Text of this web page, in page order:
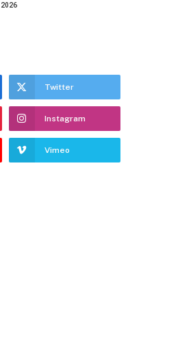
2026
Twitter
Instagram
Vimeo